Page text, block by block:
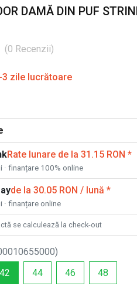
DAMĂ DIN PUF
(0 Recenzii)
3 zile lucrătoare
Rate lunare de la 31.15 RON *
· finanțare 100% online
de la 30.05 RON / lună *
· finanțare online
se calculează la check-out
)
42 44 46 48